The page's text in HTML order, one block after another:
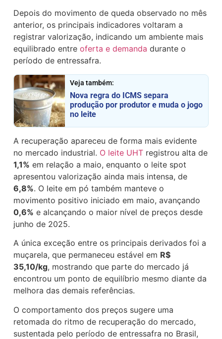
Depois do movimento de queda observado no mês
anterior, os principais indicadores voltaram a
registrar valorização, indicando um ambiente mais
equilibrado entreoferta e demanda durante o
período de entressafra.
Veja também:
Nova regra do ICMS separa
produção por produtor e muda o jogo
no leite
A recuperação apareceu de forma mais evidente
no mercado industrial. O leite UHT registrou alta de
1,1% em relação a maio, enquanto o leite spot
apresentou valorização ainda mais intensa, de
6,8%. O leite em pó também manteve o
movimento positivo iniciado em maio, avançando
0,6% e alcançando o maior nível de preços desde
junho de 2025.
A única exceção entre os principais derivados foi a
muçarela, que permaneceu estável em R$
35,10/kg, mostrando que parte do mercado já
encontrou um ponto de equilíbrio mesmo diante da
melhora das demais referências.
O comportamento dos preços sugere uma
retomada do ritmo de recuperação do mercado,
sustentada pelo período de entressafra no Brasil,